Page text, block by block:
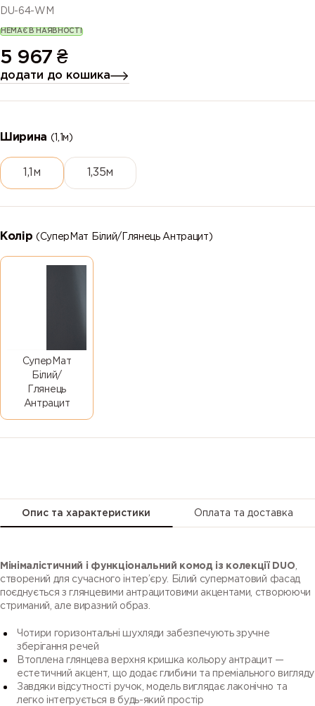
DU-64-WM
НЕМАЄ В НАЯВНОСТІ
5 967 ₴
додати до кошика
Ширина (1,1м)
1,1м 1,35м
Колір(СуперМат Білий/Глянець Антрацит)
СуперМат
Білий/
Глянець
Антрацит
Опис та характеристики Оплата та доставка
Мінімалістичний і функціональний комод із колекції DUO
створений для сучасного інтер’єру. Білий суперматовий фасад
поєднується з глянцевими антрацитовими акцентами, створюючи
стриманий, але виразний образ.
Чотири горизонтальні шухляди забезпечують зручне
зберігання речей
Втоплена глянцева верхня кришка кольору антрацит —
естетичний акцент, що додає глибини та преміального вигляду
Завдяки відсутності ручок, модель виглядає лаконічно та
легко інтегрується в будь-який простір